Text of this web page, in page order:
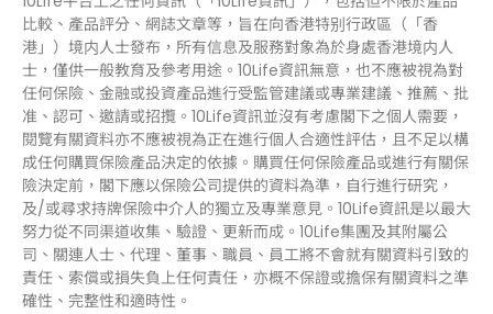
比較、產品評分、網誌文章等，旨在向香港特别行政區（「香
港」）境内人士發布，所有信息及服務對象為於身處香港境内人
士，僅供一般教育及參考用途。10Life資訊無意，也不應被視為對
任何保險、金融或投資產品進行受監管建議或專業建議、推薦、批
准、認可、邀請或招攬。10Life資訊並沒有考慮閣下之個人需要，
閱覽有關資料亦不應被視為正在進行個人合適性評估，且不足以構
成任何購買保險產品決定的依據。購買任何保險產品或進行有關保
險決定前，閣下應以保險公司提供的資料為準，自行進行研究，
及/或尋求持牌保險中介人的獨立及專業意見。10Life資訊是以最大
努力從不同渠道收集、驗證、更新而成。10Life集團及其附屬公
司、關連人士、代理、董事、職員、員工將不會就有關資料引致的
責任、索償或損失負上任何責任，亦概不保證或擔保有關資料之準
確性、完整性和適時性。